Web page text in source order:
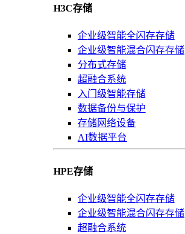
H3C存储
企业级智能全闪存存储
企业级智能混合闪存存储
分布式存储
超融合系统
入门级智能存储
数据备份与保护
存储网络设备
AI数据平台
HPE存储
企业级智能全闪存存储
企业级智能混合闪存存储
超融合系统